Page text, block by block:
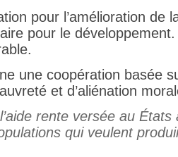
pour l’amélioration de
pour le
une coopération basée
et d’aliénation
rente versée au États
qui veulent